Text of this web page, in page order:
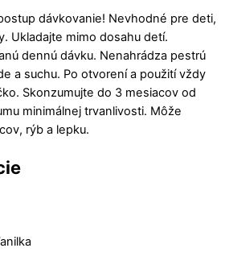
dávkovanie! Nevhodné pre deti,
Ukladajte mimo dosahu detí.
dennú dávku. Nenahrádza pestrú
a suchu. Po otvorení a použití vždy
Skonzumujte do 3 mesiacov od
minimálnej trvanlivosti. Môže
rýb a lepku.